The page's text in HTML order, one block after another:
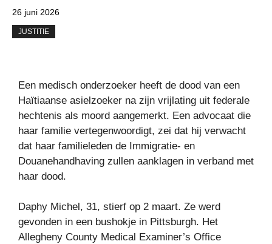
26 juni 2026
JUSTITIE
Een medisch onderzoeker heeft de dood van een
Haïtiaanse asielzoeker na zijn vrijlating uit federale
hechtenis als moord aangemerkt. Een advocaat die
haar familie vertegenwoordigt, zei dat hij verwacht
dat haar familieleden de Immigratie- en
Douanehandhaving zullen aanklagen in verband met
haar dood.
Daphy Michel, 31, stierf op 2 maart. Ze werd
gevonden in een bushokje in Pittsburgh. Het
Allegheny County Medical Examiner’s Office